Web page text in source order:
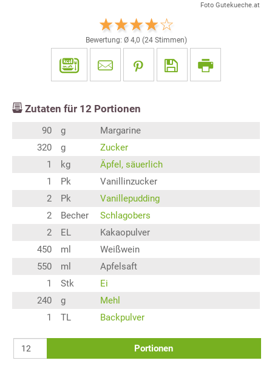
Foto Gutekueche.at
Bewertung: Ø 4,0 (24Stimmen)
Zutaten für 12 Portionen
90 g
Margarine
320
g
Zucker
1
kg
Äpfel, säuerlich
1
Pk
Vanillinzucker
2
Pk
Vanillepudding
2
Becher
Schlagobers
2
EL
Kakaopulver
450
ml
Weißwein
550
ml
Apfelsaft
1
Stk
Ei
240
g
Mehl
1
TL Backpulver
Portionen